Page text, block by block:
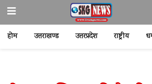
होम उत्तराखण्ड उत्तरप्रदेश राष्ट्रीय